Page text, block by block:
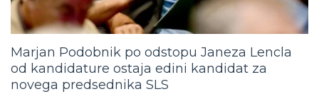
Marjan Podobnik po odstopu Janeza Lencla
od kandidature ostaja edini kandidat za
novega predsednika SLS